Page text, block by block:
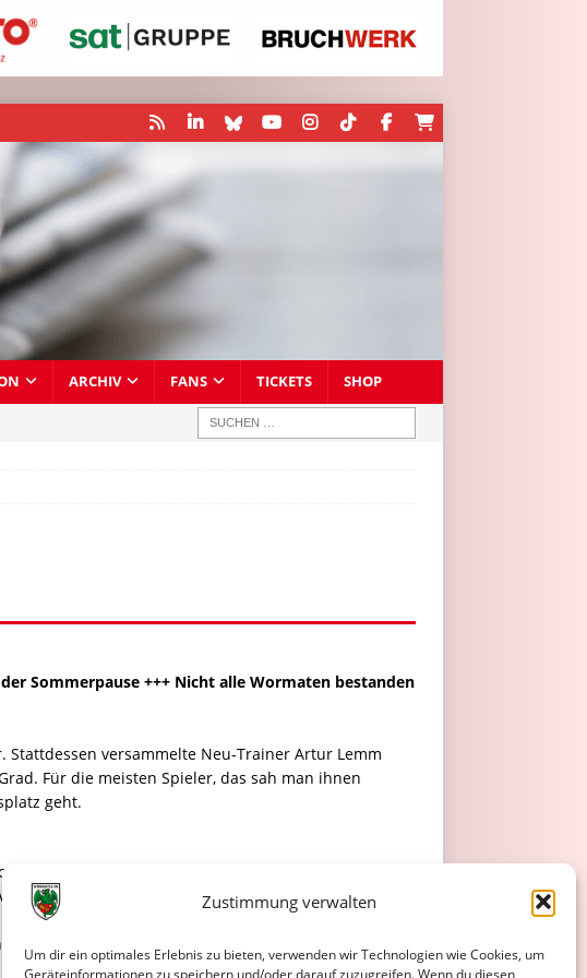
Zustimmung verwalten
Um dir ein optimales Erlebnis zu bieten, verwenden wir Technologien wie Cookies, um
Geräteinformationen zu speichern und/oder darauf zuzugreifen. Wenn du diesen
ARCHIV FANS TICKETS SHOP
Sommerpause +++ Nicht alle Wormaten bestanden
versammelte Neu-Trainer Artur Lemm
Für die meisten Spieler, das sah man ihnen
geht.
die vor knapp zwei Wochen mit ihrem
Probleme. Ein weiterer Neuer Ufuk Kömesögütlü
muskulären Problemen ab, Vize-Kapitän Laurenz
der mit dem jüngst operierten Leo Klein